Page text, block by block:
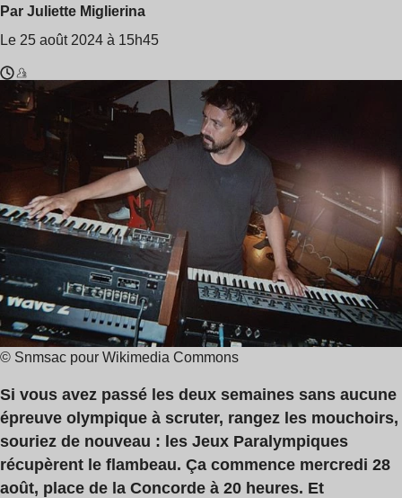
Par Juliette Miglierina
Le 25 août 2024 à 15h45
Temps
de
min
Victor
Le
Masne
© Snmsac pour Wikimedia Commons
Si vous avez passé les deux semaines sans aucune
épreuve olympique à scruter, rangez les mouchoirs,
souriez de nouveau : les Jeux Paralympiques
récupèrent le flambeau. Ça commence mercredi 28
août, place de la Concorde à 20 heures. Et